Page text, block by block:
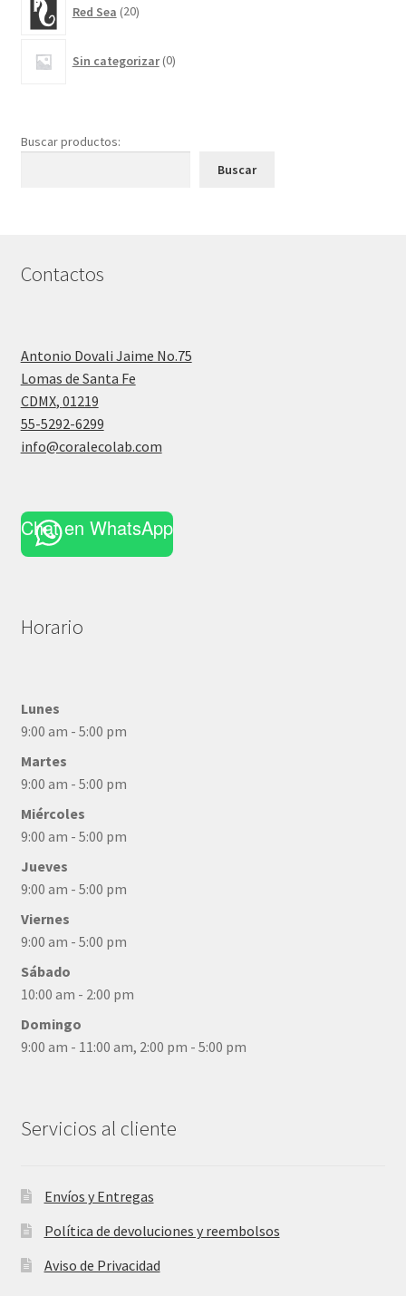
Red Sea 20productos
Sin categorizar 0productos
Buscar productos:
Buscar
Contactos
Antonio Dovali Jaime No.75
Lomas de Santa Fe
CDMX, 01219
55-5292-6299
info@coralecolab.com
Chat en WhatsApp
Horario
Lunes
9:00 am - 5:00 pm
Martes
9:00 am - 5:00 pm
Miércoles
9:00 am - 5:00 pm
Jueves
9:00 am - 5:00 pm
Viernes
9:00 am - 5:00 pm
Sábado
10:00 am - 2:00 pm
Domingo
9:00 am - 11:00 am, 2:00 pm - 5:00 pm
Servicios al cliente
Envíos y Entregas
Política de devoluciones y reembolsos
Aviso de Privacidad